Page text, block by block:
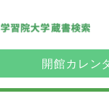
開館カレン